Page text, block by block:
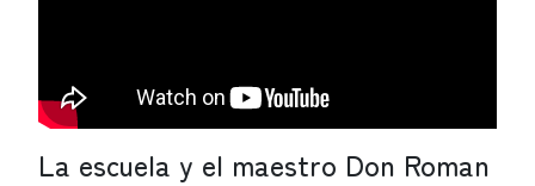
La escuela y el maestro Don Roman